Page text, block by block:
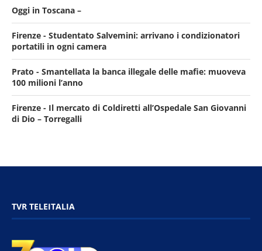
Oggi in Toscana –
Firenze - Studentato Salvemini: arrivano i condizionatori
portatili in ogni camera
Prato - Smantellata la banca illegale delle mafie: muoveva
100 milioni l’anno
Firenze - Il mercato di Coldiretti all’Ospedale San Giovanni
di Dio – Torregalli
TVR TELEITALIA